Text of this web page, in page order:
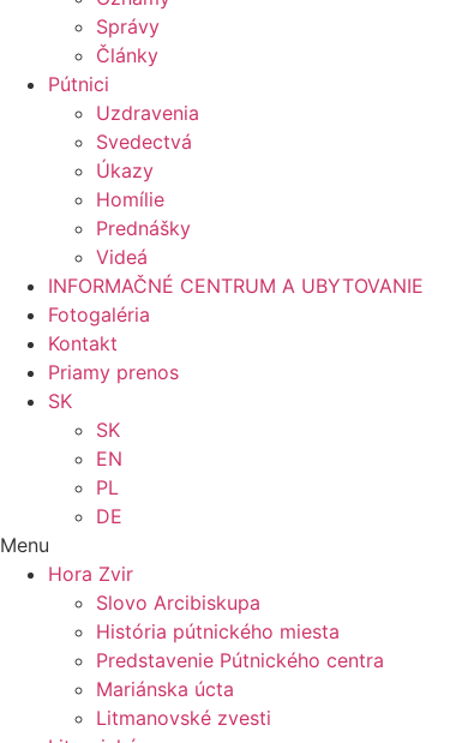
Správy
Články
Pútnici
Uzdravenia
Svedectvá
Úkazy
Homílie
Prednášky
Videá
INFORMAČNÉ CENTRUM A UBYTOVANIE
Fotogaléria
Kontakt
Priamy prenos
SK
SK
EN
PL
DE
Menu
Hora Zvir
Slovo Arcibiskupa
História pútnického miesta
Predstavenie Pútnického centra
Mariánska úcta
Litmanovské zvesti